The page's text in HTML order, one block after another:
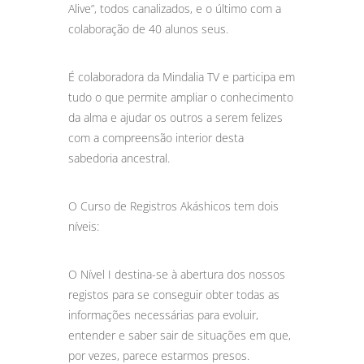
Alive”, todos canalizados, e o último com a
colaboração de 40 alunos seus.
É colaboradora da Mindalia TV e participa em
tudo o que permite ampliar o conhecimento
da alma e ajudar os outros a serem felizes
com a compreensão interior desta
sabedoria ancestral.
O Curso de Registros Akáshicos tem dois
níveis:
O Nível I destina-se à abertura dos nossos
registos para se conseguir obter todas as
informações necessárias para evoluir,
entender e saber sair de situações em que,
por vezes, parece estarmos presos.